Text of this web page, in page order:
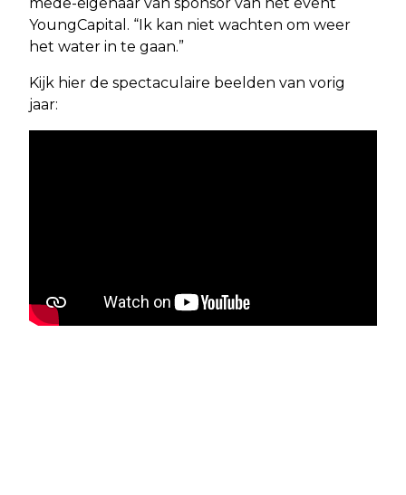
YoungCapital. “Ik kan niet wachten om weer
het water in te gaan.”
Kijk hier de spectaculaire beelden van vorig
jaar: